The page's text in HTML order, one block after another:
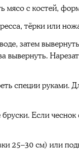
мясо с костей,
тёрки или
затем
вывернуть.
специи руками.
Если
25–30 см) или